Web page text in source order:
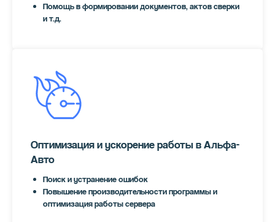
Помощь в формировании документов, актов сверки
и т.д.
Оптимизация и ускорение работы в Альфа-
Авто
Поиск и устранение ошибок
Повышение производительности программы и
оптимизация работы сервера